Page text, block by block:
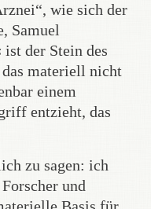
wie sich der
Samuel
ist der Stein des
das materiell nicht
einem
entzieht, das
zu sagen: ich
und